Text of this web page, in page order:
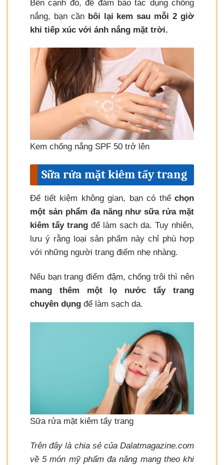
Bên cạnh đó, để đảm bảo tác dụng chống
nắng, bạn cần bôi lại kem sau mỗi 2 giờ
khi tiếp xúc với ánh nắng mặt trời.
Kem chống nắng SPF 50 trở lên
Sữa rửa mặt kiêm tẩy trang
Để tiết kiệm không gian, bạn có thểchọn
một sản phẩm đa năng như sữa rửa mặt
kiêm tẩy trang để làm sạch da. Tuy nhiên,
lưu ý rằng loại sản phẩm này chỉ phù hợp
với những người trang điểm nhẹ nhàng.
Nếu bạn trang điểm đậm, chống trôi thì nên
mang thêm một lọ nước tẩy trang
chuyên dụng để làm sạch da.
Sữa rửa mặt kiêm tẩy trang
Trên đây là chia sẻ của Dalatmagazine.com
về 5 món mỹ phẩm đa năng mang theo khi